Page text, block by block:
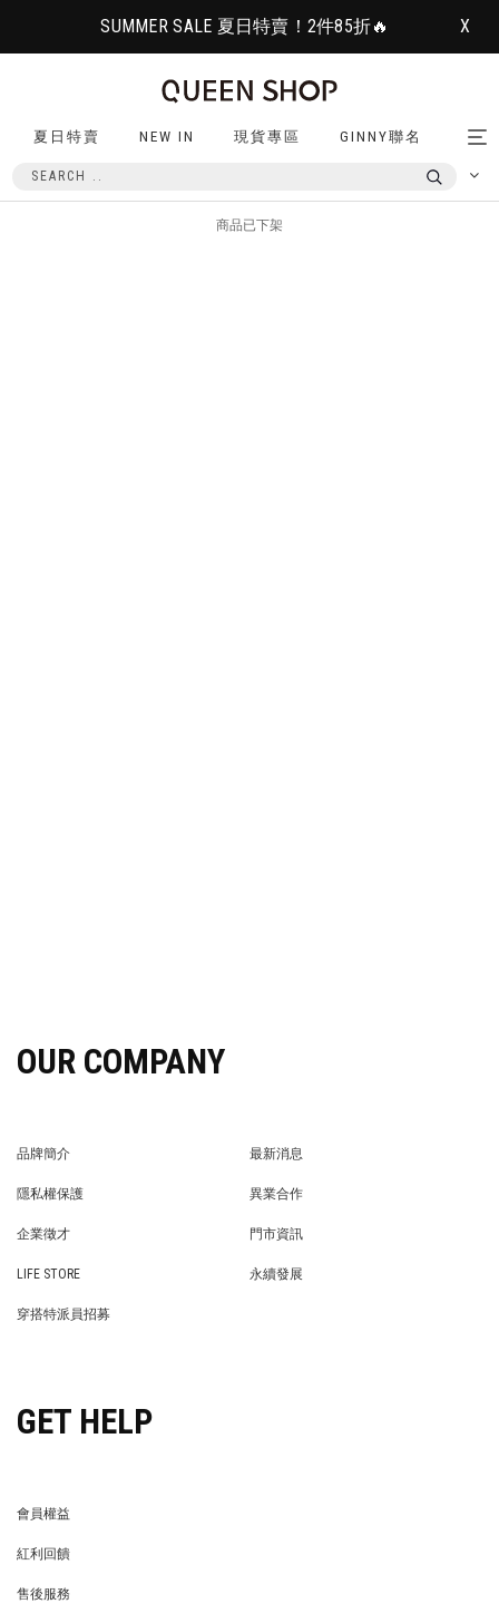
SUMMER SALE 夏日特賣！2件85折🔥 X
夏日特賣 NEW IN 現貨專區 GINNY聯名
商品已下架
OUR COMPANY
品牌簡介
最新消息
隱私權保護
異業合作
企業徵才
門市資訊
LIFE STORE
永續發展
穿搭特派員招募
GET HELP
會員權益
紅利回饋
售後服務